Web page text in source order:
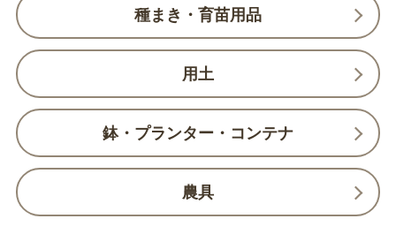
種まき・育苗用品
用土
鉢・プランター・コンテナ
農具